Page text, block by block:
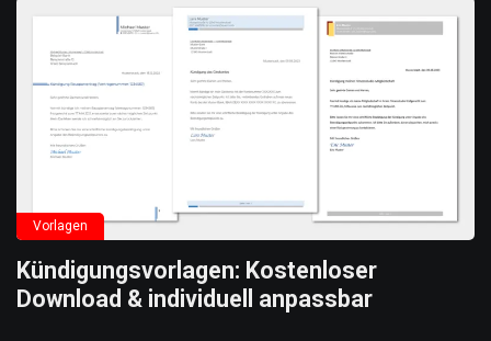
Vorlagen
Kündigungsvorlagen: Kostenloser
Download & individuell anpassbar